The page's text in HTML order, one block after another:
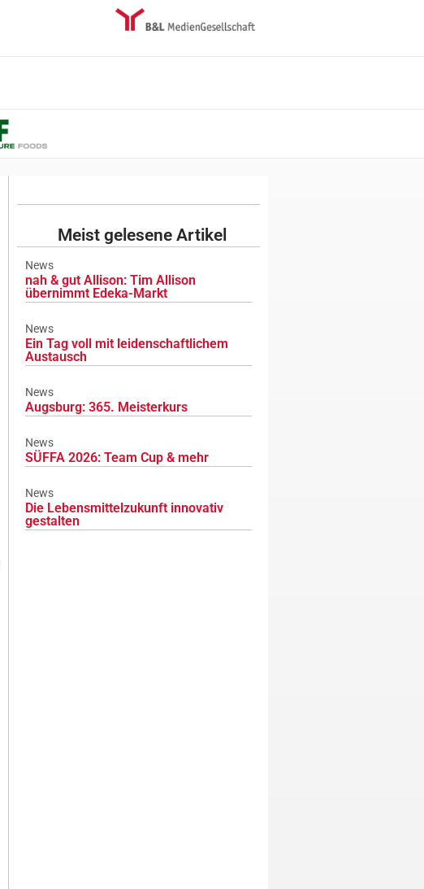
Meist gelesene Artikel
News
nah & gut Allison: Tim Allison
übernimmt Edeka-Markt
News
Ein Tag voll mit leidenschaftlichem
Austausch
News
Augsburg: 365. Meisterkurs
News
SÜFFA 2026: Team Cup & mehr
News
Die Lebensmittelzukunft innovativ
gestalten